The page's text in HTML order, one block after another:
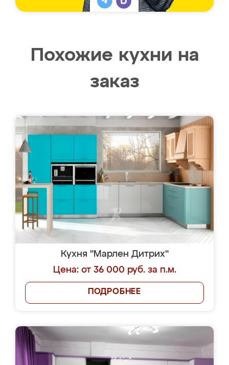
Похожие кухни на
заказ
Кухня "Марлен Дитрих"
Цена: от 36 000 руб. за п.м.
ПОДРОБНЕЕ